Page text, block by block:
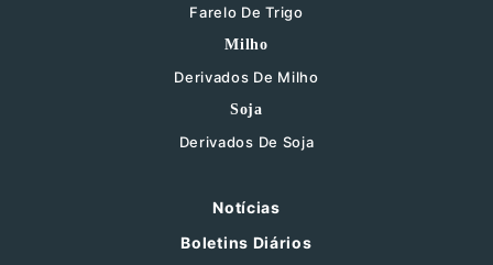
Farelo De Trigo
Milho
Derivados De Milho
Soja
Derivados De Soja
Notícias
Boletins Diários